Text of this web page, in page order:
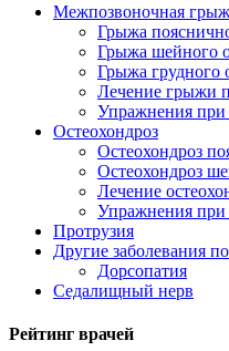
Межпозвоночная
Грыжа
Грыжа шейного
Грыжа грудного
Лечение грыжи
Упражнения при
Остеохондроз
Остеохондроз
Остеохондроз
Лечение
Упражнения при
Протрузия
Другие заболевания
Дорсопатия
Седалищный нерв
Рейтинг врачей